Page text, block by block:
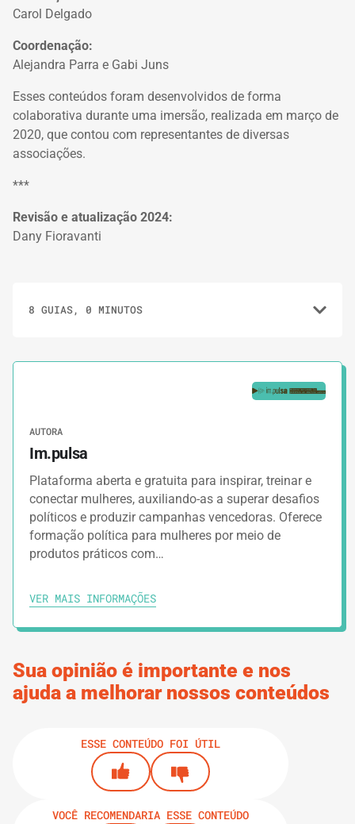
Carol Delgado
Coordenação:
Alejandra Parra e Gabi Juns
Esses conteúdos foram desenvolvidos de forma
colaborativa durante uma imersão, realizada em março de
2020, que contou com representantes de diversas
associações.
***
Revisão e atualização 2024:
Dany Fioravanti
8 GUIAS, 0 MINUTOS
2. GUIAS
Campaign Planning Essentials
3. Keys For Successful Campaigns
4. GUIAS
Building Your Campaign Team
6.Setting Campaign Goals
Finding Your Target Audience
Sua opinião é importante e nos
ajuda a melhorar nossos conteúdos
ESSE CONTEÚDO FOI ÚTIL
VOCÊ RECOMENDARIA ESSE CONTEÚDO
AUTORA
Im.pulsa
Plataforma aberta e gratuita para inspirar, treinar e
conectar mulheres, auxiliando-as a superar desafios
políticos e produzir campanhas vencedoras. Oferece
formação política para mulheres por meio de
produtos práticos com…
VER MAIS INFORMAÇÕES